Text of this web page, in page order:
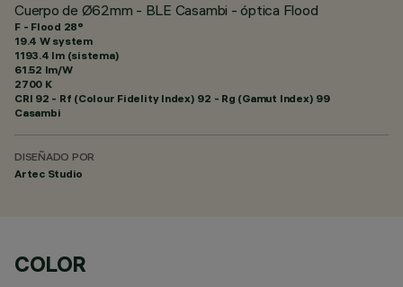
Cuerpo de Ø62mm - BLE Casambi - óptica Flood
F - Flood 28°
19.4 W system
1193.4 lm (sistema)
61.52 lm/W
2700 K
CRI 92 - Rf (Colour Fidelity Index) 92 - Rg (Gamut Index) 99
Casambi
DISEÑADO POR
Artec Studio
COLOR